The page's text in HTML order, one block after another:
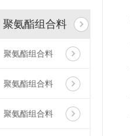
聚氨酯组合料
聚氨酯组合料
聚氨酯组合料
聚氨酯组合料